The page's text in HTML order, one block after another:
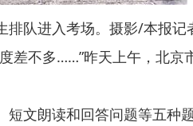
排队进入考场。摄影/本报记
不多……”昨天上午，北京
朗读和回答问题等五种